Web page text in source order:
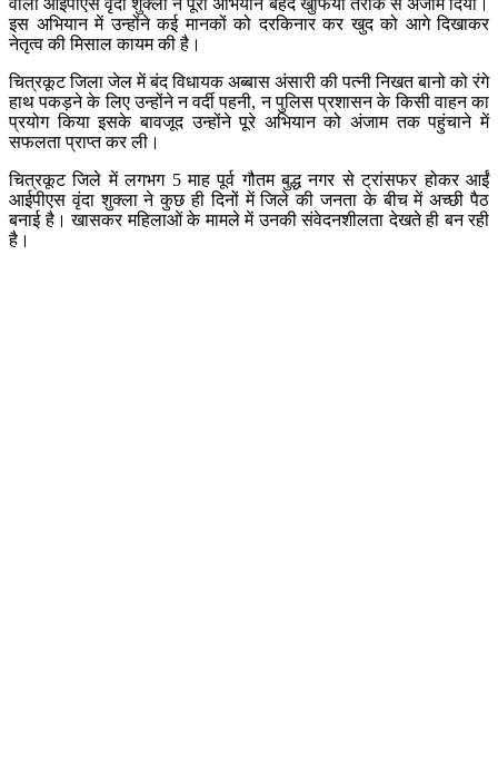
इस अभियान में उन्होंने कई मानकों को दरकिनार कर खुद को आगे दिखाकर
नेतृत्व की मिसाल कायम की है।
चित्रकूट जिला जेल में बंद विधायक अब्बास अंसारी की पत्नी निखत बानो को रंगे
हाथ पकड़ने के लिए उन्होंने न वर्दी पहनी, न पुलिस प्रशासन के किसी वाहन का
प्रयोग किया इसके बावजूद उन्होंने पूरे अभियान को अंजाम तक पहुंचाने में
सफलता प्राप्त कर ली।
चित्रकूट जिले में लगभग 5 माह पूर्व गौतम बुद्ध नगर से ट्रांसफर होकर आईं
आईपीएस वृंदा शुक्ला ने कुछ ही दिनों में जिले की जनता के बीच में अच्छी पैठ
बनाई है। खासकर महिलाओं के मामले में उनकी संवेदनशीलता देखते ही बन रही
है।